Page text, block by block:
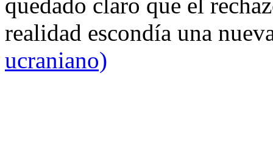
realidad escondía una
ucraniano)